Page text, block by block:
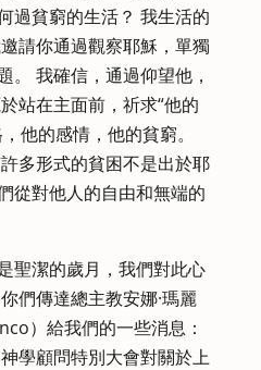
過貧窮的生活？ 我生活的
請你通過觀察耶穌，單獨
。 我確信，通過仰望他，
站在主面前，祈求“他的
他的感情，他的貧窮。
多形式的貧困不是出於耶
從對他人的自由和無端的
聖潔的歲月，我們對此心
們傳達總主教安娜·瑪麗
）給我們的一些消息：
學顧問特別大會對關於上